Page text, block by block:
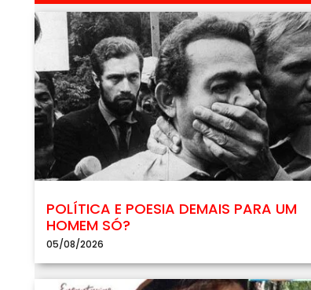
POLÍTICA E POESIA DEMAIS PARA UM
HOMEM SÓ?
05/08/2026